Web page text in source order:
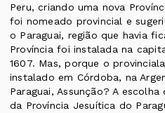
Peru, criando uma nova
foi nomeado provincial e
o Paraguai, região que havia
Província foi instalada na
1607. Mas, porque o
instalado em Córdoba, na
Paraguai, Assunção? A
da Província Jesuítica do